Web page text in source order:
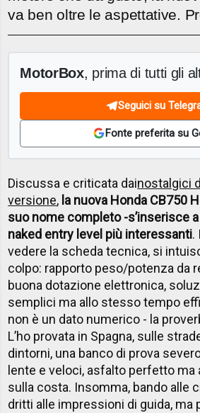
va ben oltre le aspettative.
MotorBox, prima di tutti gli
Seguici su
Fonte preferita su
Discussa e criticata dainostalgici
versione, la nuova Honda CB750
suo nome completo -s’inserisce
naked entry level più interessanti.
vedere la scheda tecnica, si
colpo: rapporto peso/potenza da
buona dotazione elettronica,
semplici ma allo stesso tempo
non è un dato numerico - la
L’ho provata in Spagna, sulle
dintorni, una banco di prova
lente e veloci, asfalto perfetto
sulla costa. Insomma, bando alle
dritti alle impressioni di guida, ma